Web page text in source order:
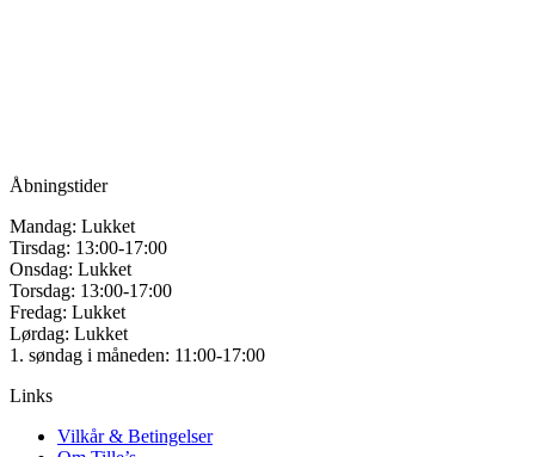
Åbningstider
Mandag: Lukket
Tirsdag: 13:00-17:00
Onsdag: Lukket
Torsdag: 13:00-17:00
Fredag: Lukket
Lørdag: Lukket
1. søndag i måneden: 11:00-17:00
Links
Vilkår & Betingelser